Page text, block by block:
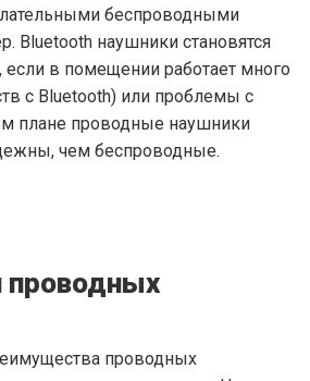
беспроводными
Bluetooth наушники становятся
если в помещении работает много
с Bluetooth) или проблемы с
плане проводные наушники
чем беспроводные.
проводных
проводных